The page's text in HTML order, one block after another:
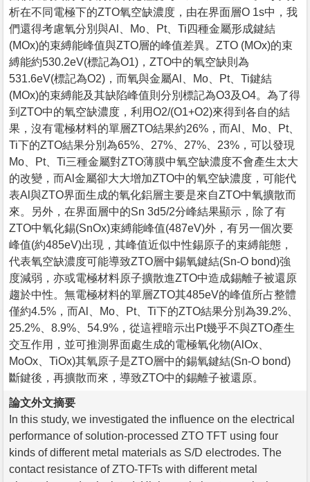
析在不同電極下的ZTO氧空缺濃度，由在界面層O 1s中，我
們還得考慮氧分別與Al、Mo、Pt、Ti四種金屬形成鍵結
(MOx)的束縛能峰值與ZTO層的峰值差異。ZTO (MOx)的束
縛能約530.2eV(標記為O1)，ZTO中的氧空缺則為
531.6eV(標記為O2)，而氧與金屬Al、Mo、Pt、Ti鍵結
(MOx)的束縛能及其缺陷峰值則分別標記為O3及O4。為了得
到ZTO中的氧空缺濃度，利用O2/(O1+O2)來得到各自的結
果，沒有電極材料的單層ZTO結果約26%，而Al、Mo、Pt、
Ti下的ZTO結果分別為65%、27%、27%、23%，可以發現
Mo、Pt、Ti三種金屬對ZTO薄膜中氧空缺濃度不會產生太大
的改變，而Al金屬卻大大增加ZTO中的氧空缺濃度，可能代
表Al與ZTO界面生成的氧化鋁層主要是來自ZTO中氧擴散而
來。另外，在界面層中的Sn 3d5/2分峰結果顯示，除了有
ZTO中氧化錫(SnOx)束縛能峰值(487eV)外，有另一個次要
峰值(約485eV)出現，其峰值近似中性錫原子的束縛能態，
代表氧空缺濃度可能導致ZTO層中錫氧鍵結(Sn-O bond)強
度減弱，亦或電極材料原子擴散進ZTO中造成錫離子被還原
趨於中性。無電極材料的單層ZTO其485eV的峰值所占整體
僅約4.5%，而Al、Mo、Pt、Ti下的ZTO結果分別為39.2%、
25.2%、8.9%、54.9%，從這裡暗示出Pt幾乎不與ZTO產生
交互作用，並可推測界面處生成的電極氧化物(AlOx、
MoOx、TiOx)其氧原子是ZTO層中的錫氧鍵結(Sn-O bond)
斷鍵後，再擴散而來，導致ZTO中的錫離子被還原。
論文外文摘要
In this study, we investigated the influence on the electrical
performance of solution-processed ZTO TFT using four
kinds of different metal materials as S/D electrodes. The
contact resistance of ZTO-TFTs with different metal